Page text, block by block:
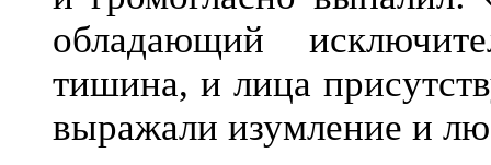
обладающий
тишина, и лица
выражали изумление и